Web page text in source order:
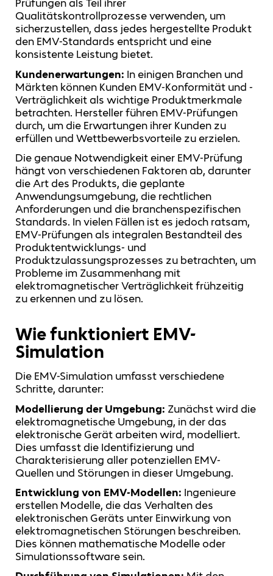
Prüfungen als Teil ihrer
Qualitätskontrollprozesse verwenden, um
sicherzustellen, dass jedes hergestellte Produkt
den EMV-Standards entspricht und eine
konsistente Leistung bietet.
Kundenerwartungen: In einigen Branchen und
Märkten können Kunden EMV-Konformität und -
Verträglichkeit als wichtige Produktmerkmale
betrachten. Hersteller führen EMV-Prüfungen
durch, um die Erwartungen ihrer Kunden zu
erfüllen und Wettbewerbsvorteile zu erzielen.
Die genaue Notwendigkeit einer EMV-Prüfung
hängt von verschiedenen Faktoren ab, darunter
die Art des Produkts, die geplante
Anwendungsumgebung, die rechtlichen
Anforderungen und die branchenspezifischen
Standards. In vielen Fällen ist es jedoch ratsam,
EMV-Prüfungen als integralen Bestandteil des
Produktentwicklungs- und
Produktzulassungsprozesses zu betrachten, um
Probleme im Zusammenhang mit
elektromagnetischer Verträglichkeit frühzeitig
zu erkennen und zu lösen.
Wie funktioniert EMV-
Simulation
Die EMV-Simulation umfasst verschiedene
Schritte, darunter:
Modellierung der Umgebung: Zunächst wird die
elektromagnetische Umgebung, in der das
elektronische Gerät arbeiten wird, modelliert.
Dies umfasst die Identifizierung und
Charakterisierung aller potenziellen EMV-
Quellen und Störungen in dieser Umgebung.
Entwicklung von EMV-Modellen: Ingenieure
erstellen Modelle, die das Verhalten des
elektronischen Geräts unter Einwirkung von
elektromagnetischen Störungen beschreiben.
Dies können mathematische Modelle oder
Simulationssoftware sein.